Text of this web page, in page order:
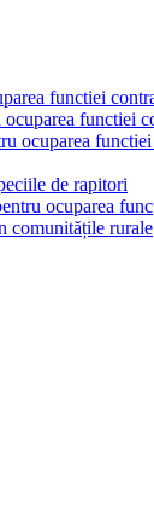
functiei
functiei
de rapitori
ocuparea
comunitățile rurale